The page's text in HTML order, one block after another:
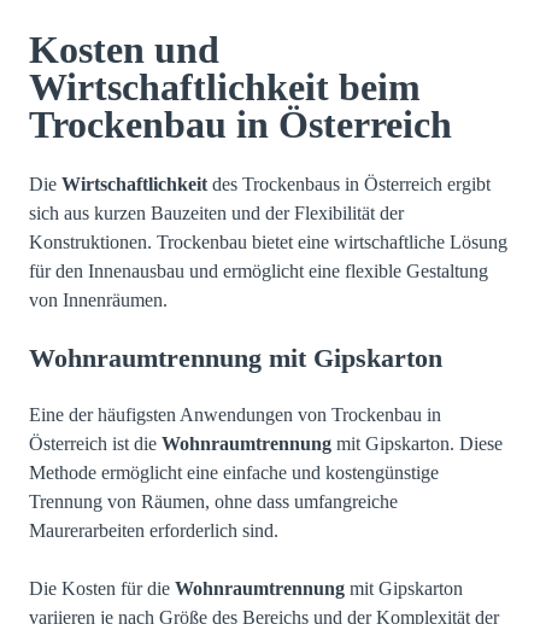
Kosten und
Wirtschaftlichkeit beim
Trockenbau in Österreich
Die Wirtschaftlichkeit des Trockenbaus in Österreich ergibt
sich aus kurzen Bauzeiten und der Flexibilität der
Konstruktionen. Trockenbau bietet eine wirtschaftliche Lösung
für den Innenausbau und ermöglicht eine flexible Gestaltung
von Innenräumen.
Wohnraumtrennung mit Gipskarton
Eine der häufigsten Anwendungen von Trockenbau in
Österreich ist die Wohnraumtrennung mit Gipskarton. Diese
Methode ermöglicht eine einfache und kostengünstige
Trennung von Räumen, ohne dass umfangreiche
Maurerarbeiten erforderlich sind.
Die Kosten für die Wohnraumtrennung mit Gipskarton
variieren je nach Größe des Bereichs und der Komplexität der